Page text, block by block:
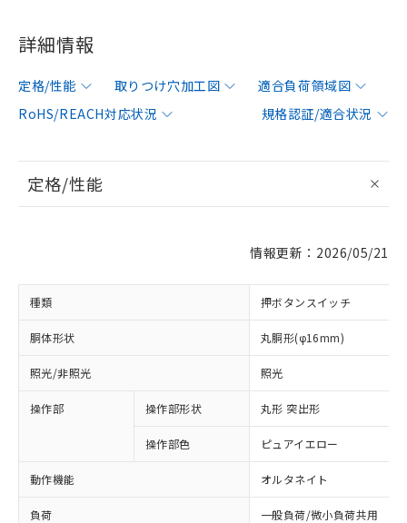
詳細情報
定格/性能 取りつけ穴加工図
適合負荷領域図
RoHS/REACH対応状況
規格認証/適合状況
定格/性能
情報更新：2026/05/21
種類 押ボタンスイッチ
胴体形状 丸胴形(φ16mm)
照光/非照光 照光
操作部 操作部形状 丸形 突出形
操作部色 ピュアイエロー
動作機能 オルタネイト
負荷 一般負荷/微小負荷共用